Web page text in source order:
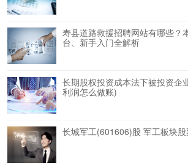
寿县道路救援招聘网站有哪些？
台、新手入门全解析
长期股权投资成本法下被投资企
利润怎么做账)
长城军工(601606)股 军工板块